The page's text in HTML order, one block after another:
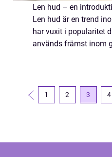
Len hud – en
Len hud är en trend
har vuxit i popularitet
används främst inom
1 2 3 4